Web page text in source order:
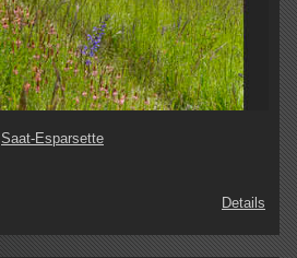
Saat-Esparsette
Details